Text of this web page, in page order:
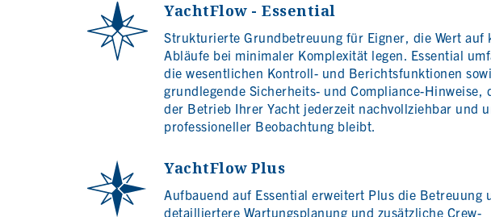
YachtFlow - Essential
Strukturierte Grundbetreuung für Eigner, die Wert auf
Abläufe bei minimaler Komplexität legen. Essential
die wesentlichen Kontroll- und Berichtsfunktionen
grundlegende Sicherheits- und Compliance-Hinweise,
der Betrieb Ihrer Yacht jederzeit nachvollziehbar und
professioneller Beobachtung bleibt.
YachtFlow Plus
Aufbauend auf Essential erweitert Plus die Betreuung
detailliertere Wartungsplanung und zusätzliche Crew-